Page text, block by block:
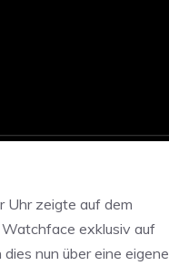
Uhr zeigte auf dem
Watchface exklusiv auf
nun über eine eigene